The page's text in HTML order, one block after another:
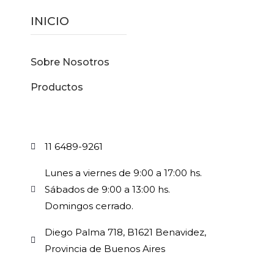
INICIO
Sobre Nosotros
Productos
11 6489-9261
Lunes a viernes de 9:00 a 17:00 hs.
Sábados de 9:00 a 13:00 hs.
Domingos cerrado.
Diego Palma 718, B1621 Benavidez,
Provincia de Buenos Aires